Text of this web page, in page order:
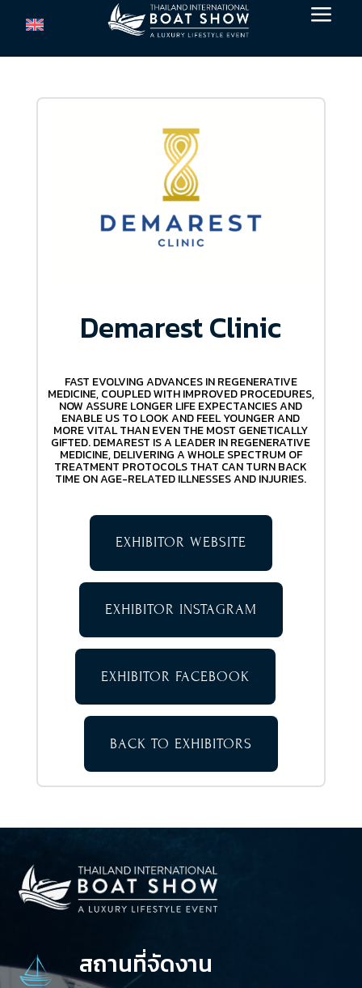
a
Demarest Clinic
FAST EVOLVING ADVANCES IN REGENERATIVE
MEDICINE, COUPLED WITH IMPROVED PROCEDURES,
NOW ASSURE LONGER LIFE EXPECTANCIES AND
ENABLE US TO LOOK AND FEEL YOUNGER AND
MORE VITAL THAN EVEN THE MOST GENETICALLY
GIFTED. DEMAREST IS A LEADER IN REGENERATIVE
MEDICINE, DELIVERING A WHOLE SPECTRUM OF
TREATMENT PROTOCOLS THAT CAN TURN BACK
TIME ON AGE-RELATED ILLNESSES AND INJURIES.
EXHIBITOR WEBSITE
EXHIBITOR INSTAGRAM
EXHIBITOR FACEBOOK
BACK TO EXHIBITORS
สถานที่จัดงาน